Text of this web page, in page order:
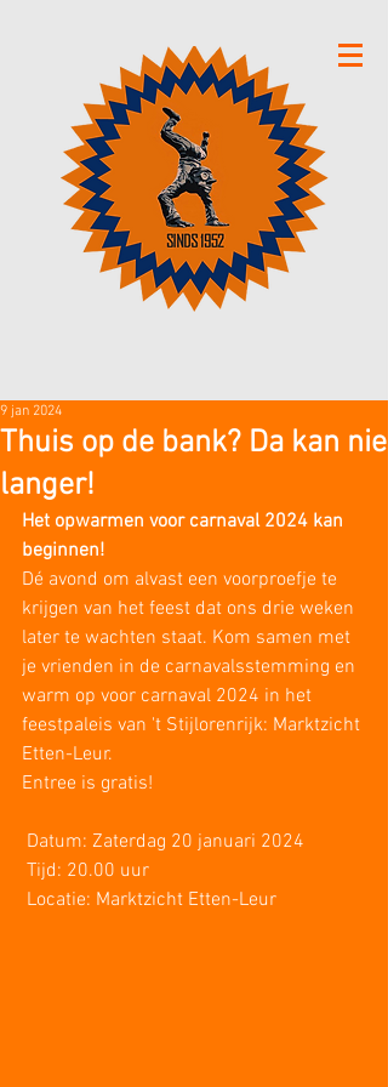
Thuis op de bank? Da kan nie
langer!
9 jan 2024
Het opwarmen voor carnaval 2024 kan
beginnen!
Dé avond om alvast een voorproefje te
krijgen van het feest dat ons drie weken
later te wachten staat. Kom samen met
je vrienden in de carnavalsstemming en
warm op voor carnaval 2024 in het
feestpaleis van 't Stijlorenrijk: Marktzicht
Etten-Leur.
Entree is gratis!
Datum: Zaterdag 20 januari 2024
Tijd: 20.00 uur
Locatie: Marktzicht Etten-Leur